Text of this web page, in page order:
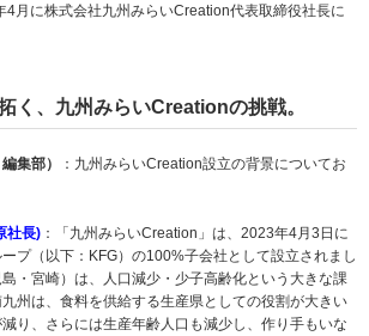
4月に株式会社九州みらいCreation代表取締役社長に
く、九州みらいCreationの挑戦。
集部）
：九州みらいCreation設立の背景についてお
社長) ：「九州みらいCreation」は、2023年4月3日に
プ（以下：KFG）の100%子会社として設立されまし
・宮崎）は、人口減少・少子高齢化という大きな課
州は、食料を供給する生産県としての役割が大きい
り、さらには生産年齢人口も減少し、作り手もいな